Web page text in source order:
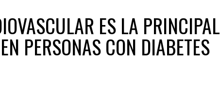
ES LA PRINCIPAL
PERSONAS CON DIABETES